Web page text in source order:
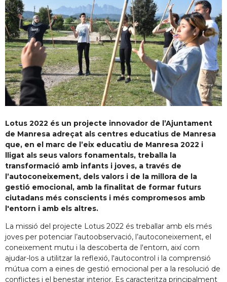
Lotus 2022 és un projecte innovador de l’Ajuntament
de Manresa adreçat als centres educatius de Manresa
que, en el marc de l’eix educatiu de Manresa 2022 i
lligat als seus valors fonamentals, treballa la
transformació amb infants i joves, a través de
l’autoconeixement, dels valors i de la millora de la
gestió emocional, amb la finalitat de formar futurs
ciutadans més conscients i més compromesos amb
l'entorn i amb els altres.
La missió del projecte Lotus 2022 és treballar amb els més
joves per potenciar l’autoobservació, l’autoconeixement, el
coneixement mutu i la descoberta de l'entorn, així com
ajudar-los a utilitzar la reflexió, l'autocontrol i la comprensió
mútua com a eines de gestió emocional per a la resolució de
conflictes i el benestar interior. Es caracteritza principalment